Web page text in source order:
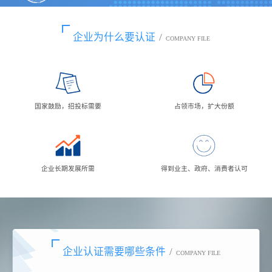
企业为什么要认证 / COMPANY FILE
国家鼓励，招投标需要 占领市场，扩大份额
企业长期发展所需 得到业主、政府、消费者认可
企业认证需要哪些条件 / COMPANY FILE